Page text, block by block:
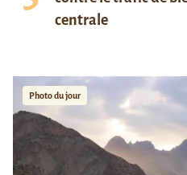
centrale
Photo du jour